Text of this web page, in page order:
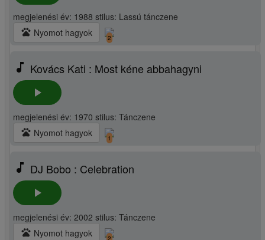
megjelenési év: 1988 stilus: Lassú tánczene
pets Nyomot hagyok 2
music_note Kovács Kati : Most kéne abbahagyni
play_arrow
megjelenési év: 1970 stilus: Tánczene
pets Nyomot hagyok 1
music_note DJ Bobo : Celebration
play_arrow
megjelenési év: 2002 stilus: Tánczene
pets Nyomot hagyok 2